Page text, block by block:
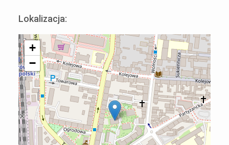
Lokalizacja:
+
−